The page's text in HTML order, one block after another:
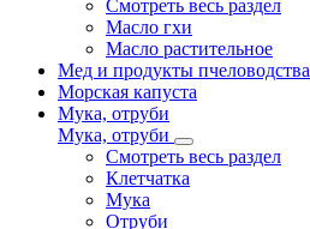
Смотреть весь раздел
Масло гхи
Масло растительное
Мед и продукты пчеловодства
Морская капуста
Мука, отруби
Мука, отруби
Смотреть весь раздел
Клетчатка
Мука
Отруби